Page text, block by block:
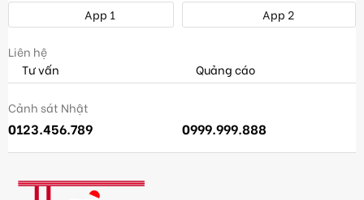
App 1
App 2
Liên hệ
Tư vấn
Quảng cáo
Cảnh sát Nhật
0123.456.789 0999.999.888